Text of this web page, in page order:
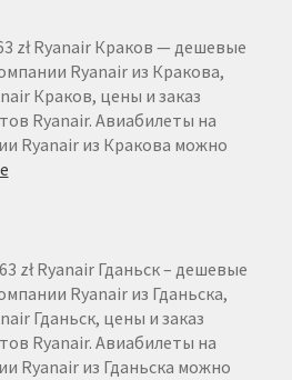
zł Ryanair Краков — дешевые
Ryanair из Кракова,
Краков, цены и заказ
Ryanair. Авиабилеты на
Ryanair из Кракова можно
:
zł Ryanair Гданьск – дешевые
Ryanair из Гданьска,
Гданьск, цены и заказ
Ryanair. Авиабилеты на
Ryanair из Гданьска можно